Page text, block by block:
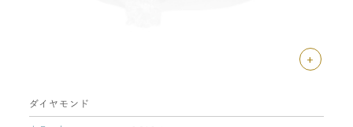
+
ダイヤモンド